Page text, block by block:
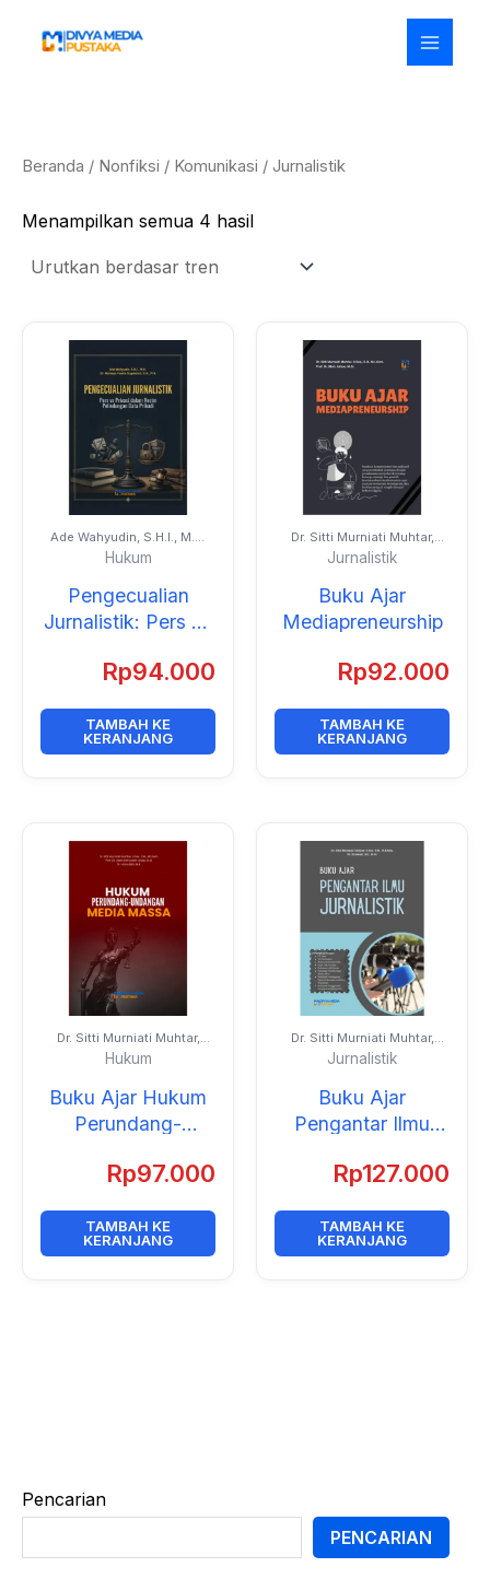
Pencarian
PENCARIAN
Beranda / Nonfiksi / Komunikasi / Jurnalistik
Menampilkan semua 4 hasil
Ade Wahyudin, S.H.I., M.H.
dan Dr. Natasya Yunita
Sugiastuti, S.H., M.H.
Hukum
Pengecualian
Jurnalistik: Pers Vs
Rezim Pelindungan
Rp94.000
TAMBAH KE
KERANJANG
Dr. Sitti Murniati Muhtar,
S.Sos., S.H., M.I.Kom. dan
Prof. Dr. Muh. Akbar, M.Si.
Jurnalistik
Buku Ajar
Mediapreneurship
Rp92.000
TAMBAH KE
KERANJANG
Dr. Sitti Murniati Muhtar,
S.Sos., S.H., M.I.Kom., Prof.
Dr. Andi Alimuddin Unde,
M.A.
Hukum
Buku Ajar Hukum
Perundang-
Massa
Rp97.000
TAMBAH KE
KERANJANG
Dr. Sitti Murniati Muhtar,
S.Sos., S.H., M.I.Kom. dan
Dr. Erniwati, S.E., M.Si.
Jurnalistik
Buku Ajar
Pengantar Ilmu
Rp127.000
TAMBAH KE
KERANJANG